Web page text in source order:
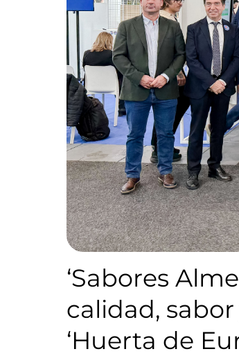
‘Sabores
calidad,
‘Huerta de